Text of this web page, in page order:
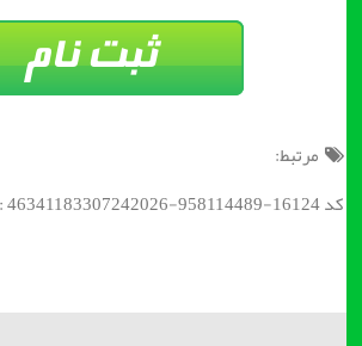
مرتبط:
کد BSC : 46341183307242026-958114489-16124;